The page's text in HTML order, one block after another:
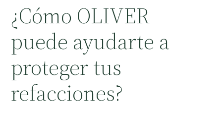
¿Cómo OLIVER
puede ayudarte a
proteger tus
refacciones?